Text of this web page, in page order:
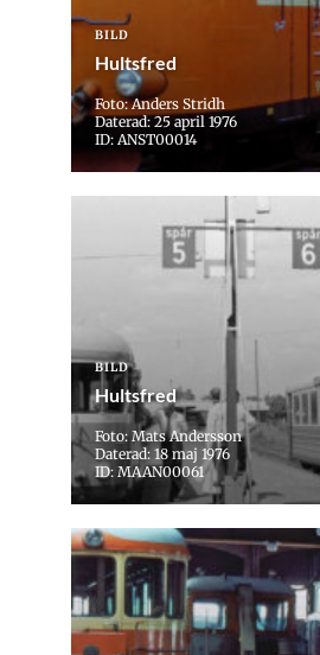
BILD
Hultsfred
Foto: Anders Stridh
Daterad: 25 april 1976
ID: ANST00014
BILD
Hultsfred
Foto: Mats Andersson
Daterad: 18 maj 1976
ID: MAAN00061